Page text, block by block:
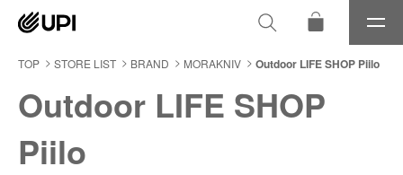
メ
ニ
ュ
TOP STORE LIST BRAND MORAKNIV Outdoor LIFE SHOP Piilo
Outdoor LIFE SHOP
Piilo